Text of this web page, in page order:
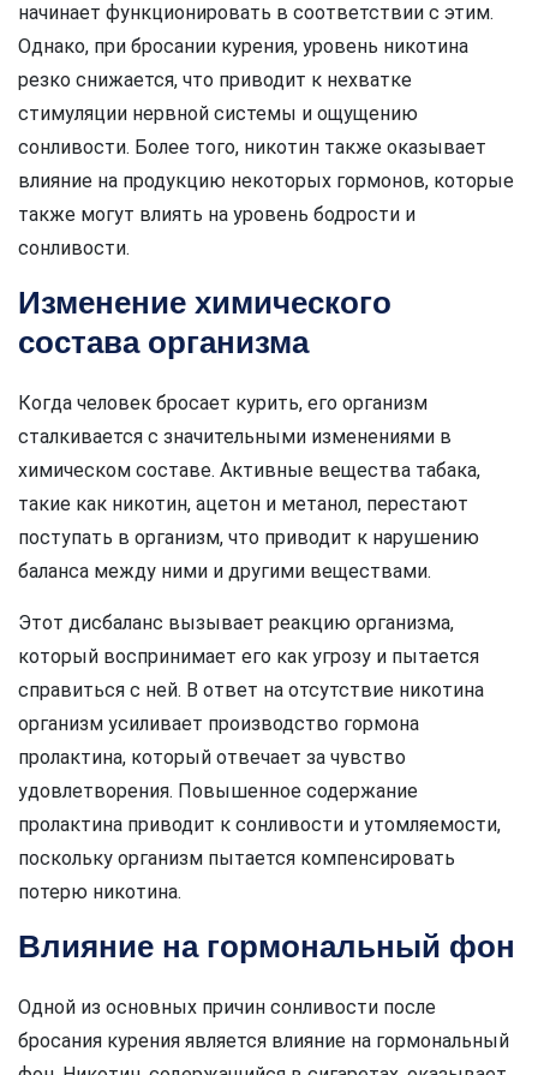
начинает функционировать в соответствии с этим.
Однако, при бросании курения, уровень никотина
резко снижается, что приводит к нехватке
стимуляции нервной системы и ощущению
сонливости. Более того, никотин также оказывает
влияние на продукцию некоторых гормонов, которые
также могут влиять на уровень бодрости и
сонливости.
Изменение химического
состава организма
Когда человек бросает курить, его организм
сталкивается с значительными изменениями в
химическом составе. Активные вещества табака,
такие как никотин, ацетон и метанол, перестают
поступать в организм, что приводит к нарушению
баланса между ними и другими веществами.
Этот дисбаланс вызывает реакцию организма,
который воспринимает его как угрозу и пытается
справиться с ней. В ответ на отсутствие никотина
организм усиливает производство гормона
пролактина, который отвечает за чувство
удовлетворения. Повышенное содержание
пролактина приводит к сонливости и утомляемости,
поскольку организм пытается компенсировать
потерю никотина.
Влияние на гормональный фон
Одной из основных причин сонливости после
бросания курения является влияние на гормональный